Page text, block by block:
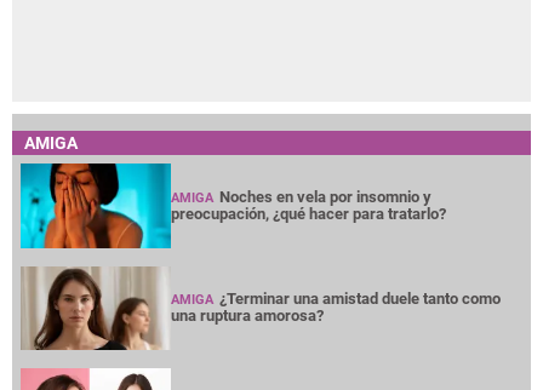
AMIGA
AMIGA Noches en vela por insomnio y
preocupación, ¿qué hacer para tratarlo?
AMIGA ¿Terminar una amistad duele tanto como
una ruptura amorosa?